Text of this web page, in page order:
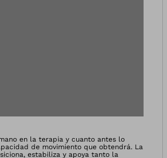
imagen
en la terapia y cuanto antes lo
de movimiento que obtendrá. La
estabiliza y apoya tanto la